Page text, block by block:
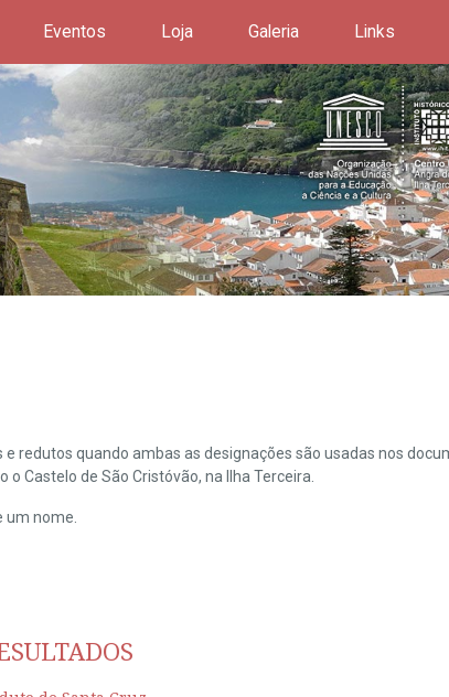
Eventos Loja Galeria Links
redutos quando ambas as designações são usadas nos
Castelo de São Cristóvão, na Ilha Terceira.
nome.